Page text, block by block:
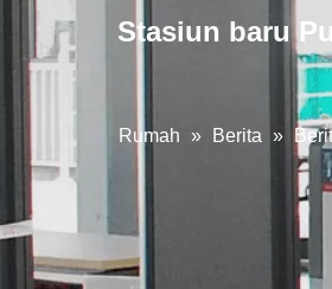
Stasiun baru
Rumah » Berita »